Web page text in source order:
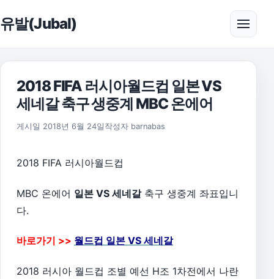
유발(Jubal) 메뉴
2018 FIFA 러시아월드컵 일본 VS
세네갈 축구 생중계 MBC 온에어
게시일 2018년 6월 24일 2018년 8월 30일
작성자 barnabas
2018 FIFA 러시아월드컵
MBC 온에어 일본 VS 세네갈축구 생중계 좌표입니
다.
바로가기 >> 월드컵 일본 VS 세네갈
2018 러시아 월드컵 조별 예선 H조 1차전에서 나란